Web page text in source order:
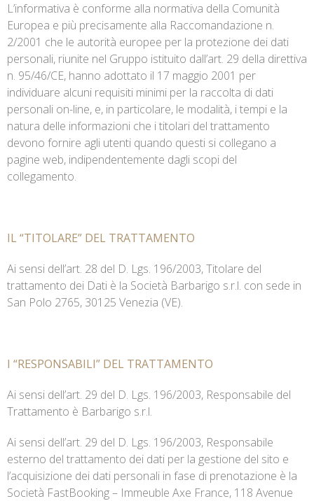
L’informativa è conforme alla normativa della Comunità
Europea e più precisamente alla Raccomandazione n.
2/2001 che le autorità europee per la protezione dei dati
personali, riunite nel Gruppo istituito dall’art. 29 della direttiva
n. 95/46/CE, hanno adottato il 17 maggio 2001 per
individuare alcuni requisiti minimi per la raccolta di dati
personali on-line, e, in particolare, le modalità, i tempi e la
natura delle informazioni che i titolari del trattamento
devono fornire agli utenti quando questi si collegano a
pagine web, indipendentemente dagli scopi del
collegamento.
IL “TITOLARE” DEL TRATTAMENTO
Ai sensi dell’art. 28 del D. Lgs. 196/2003, Titolare del
trattamento dei Dati è la Società Barbarigo s.r.l. con sede in
San Polo 2765, 30125 Venezia (VE).
I “RESPONSABILI” DEL TRATTAMENTO
Ai sensi dell’art. 29 del D. Lgs. 196/2003, Responsabile del
Trattamento è Barbarigo s.r.l.
Ai sensi dell’art. 29 del D. Lgs. 196/2003, Responsabile
esterno del trattamento dei dati per la gestione del sito e
l’acquisizione dei dati personali in fase di prenotazione è la
Società FastBooking – Immeuble Axe France, 118 Avenue